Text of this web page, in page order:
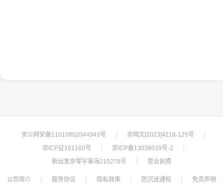
京公网安备11010802044943号 ┊ 京网文[2023]4218-125号
┊
京ICP证161160号
┊ 京ICP备13038039号-2
┊
新出发京零字第海210278号
┊ 营业执照
公司简介 ┊ 服务协议 ┊ 隐私政策 ┊ 防沉迷通知 ┊
免责声明